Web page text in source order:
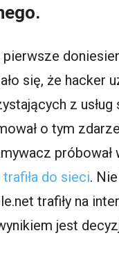
się, że hacker
z
o tym
do sieci.
trafiły na
jest